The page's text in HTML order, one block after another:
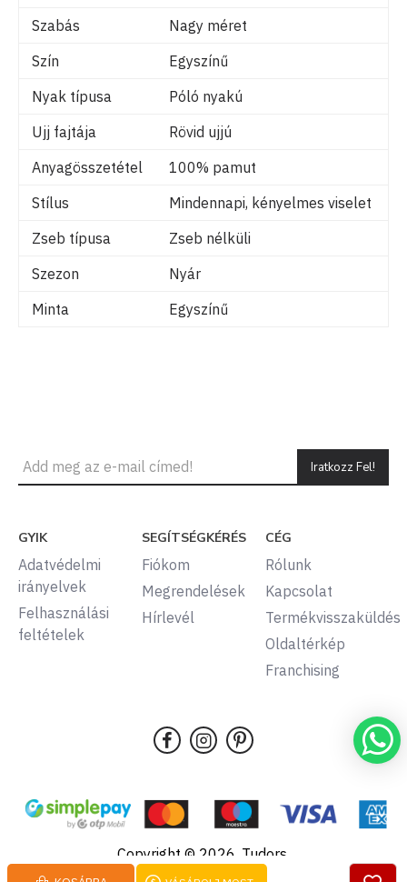
Szabás
Nagy méret
Szín
Egyszínű
Nyak típusa
Póló nyakú
Ujj fajtája
Rövid ujjú
Anyagösszetétel
100% pamut
Stílus
Mindennapi, kényelmes viselet
Zseb típusa
Zseb nélküli
Szezon
Nyár
Minta
Egyszínű
Iratkozz Fel!
GYIK
Adatvédelmi
irányelvek
Felhasználási
feltételek
SEGÍTSÉGKÉRÉS
Fiókom
Megrendelések
Hírlevél
CÉG
Rólunk
Kapcsolat
Termékvisszaküldés
Oldaltérkép
Franchising
Copyright © 2026, Tudors,
Minden jog fenntartva.